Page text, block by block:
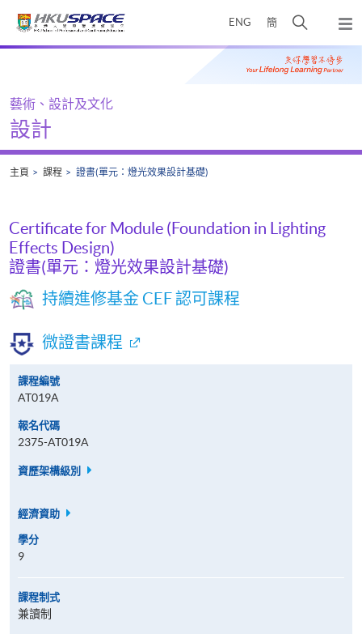
ENG 簡
開
搜
尋
彈
出
主
Main
藝術、設計及文化
設計
主頁 課程 證書(單元：燈光效果設計基礎)
Certificate for Module (Foundation in Lighting
Effects Design)
證書(單元：燈光效果設計基礎)
持續進修基金 CEF 認可課程
微證書課程
課程編號
AT019A
報名代碼
2375-AT019A
資歷架構級別
經濟資助
學分
9
課程制式
兼讀制